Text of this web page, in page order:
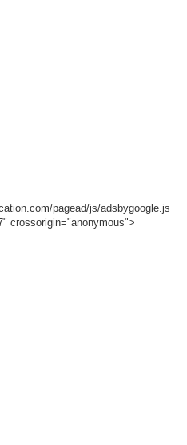
pagead/js/adsbygoogle.js
crossorigin="anonymous">